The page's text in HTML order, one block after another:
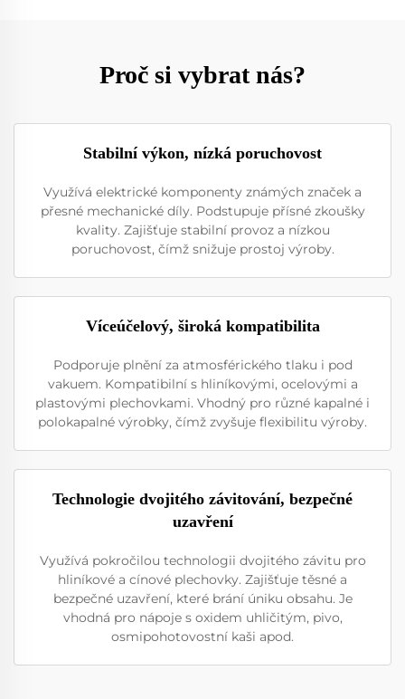
Proč si vybrat nás?
Stabilní výkon, nízká poruchovost
Využívá elektrické komponenty známých značek a
přesné mechanické díly. Podstupuje přísné zkoušky
kvality. Zajišťuje stabilní provoz a nízkou
poruchovost, čímž snižuje prostoj výroby.
Víceúčelový, široká kompatibilita
Podporuje plnění za atmosférického tlaku i pod
vakuem. Kompatibilní s hliníkovými, ocelovými a
plastovými plechovkami. Vhodný pro různé kapalné i
polokapalné výrobky, čímž zvyšuje flexibilitu výroby.
Technologie dvojitého závitování, bezpečné
uzavření
Využívá pokročilou technologii dvojitého závitu pro
hliníkové a cínové plechovky. Zajišťuje těsné a
bezpečné uzavření, které brání úniku obsahu. Je
vhodná pro nápoje s oxidem uhličitým, pivo,
osmipohotovostní kaši apod.